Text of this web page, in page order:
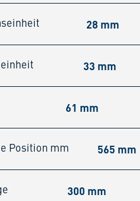
28 mm
33 mm
61 mm
Position mm 565 mm
300 mm